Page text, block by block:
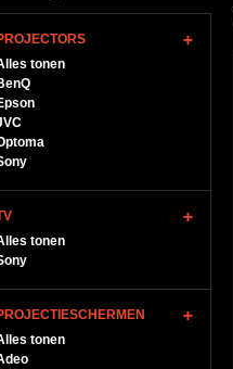
tonen
tonen
tonen